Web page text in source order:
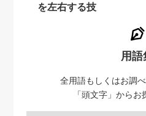
を左右する技
用語
全用語もしくはお調
「頭文字」からお